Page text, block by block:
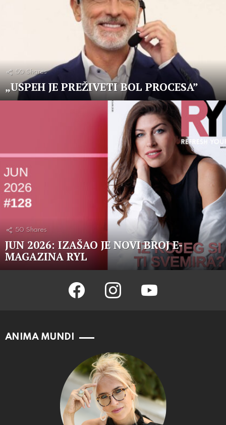
50 Shares
„USPEH JE PREŽIVETI BOL PROCESA”
50 Shares
JUN 2026: IZAŠAO JE NOVI BROJ E-
MAGAZINA RYL
facebook instagram youtube
ANIMA MUNDI